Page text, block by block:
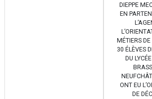
DIEPPE
EN
MÉTIERS
30 ÉLÈVES
DU
ONT EU
DE